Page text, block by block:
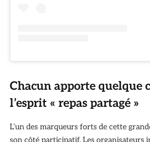
Chacun apporte quelque
l’esprit « repas partagé »
L’un des marqueurs forts de cette
son côté participatif. Les organisateurs